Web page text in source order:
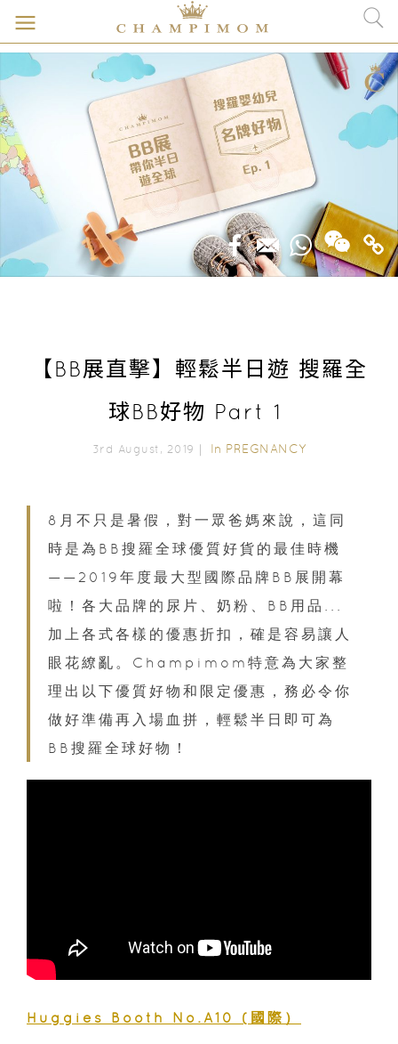
【BB展直擊】輕鬆半日遊 搜羅全
球BB好物 Part 1
3rd August, 2019｜ In PREGNANCY
8月不只是暑假，對一眾爸媽來說，這同
時是為BB搜羅全球優質好貨的最佳時機
——2019年度最大型國際品牌BB展開幕
啦！各大品牌的尿片、奶粉、BB用品...
加上各式各樣的優惠折扣，確是容易讓人
眼花繚亂。Champimom特意為大家整
理出以下優質好物和限定優惠，務必令你
做好準備再入場血拼，輕鬆半日即可為
BB搜羅全球好物！
Huggies Booth No.A10 (國際）